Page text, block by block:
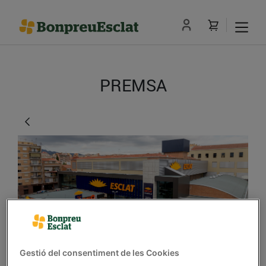
PREMSA
El Grup Bon Preu creix
Gestió del consentiment de les Cookies